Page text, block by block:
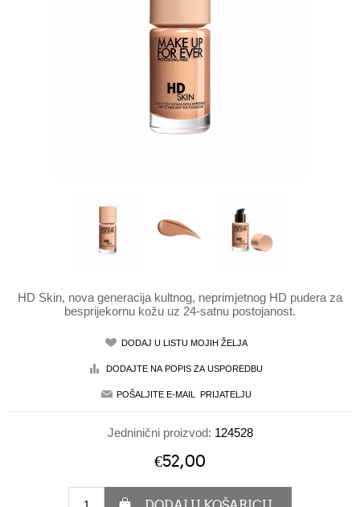
HD Skin, nova generacija kultnog, neprimjetnog HD pudera za
besprijekornu kožu uz 24-satnu postojanost.
Jedninični proizvod: 124528
€52,00